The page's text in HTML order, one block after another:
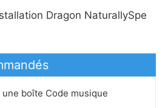
Dragon NaturallySpe
boîte Code musique